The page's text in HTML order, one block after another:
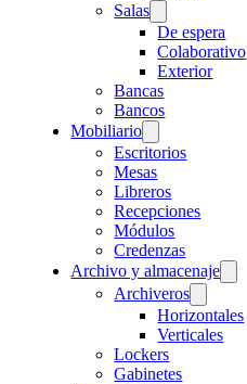
Salas
De espera
Colaborativo
Exterior
Bancas
Bancos
Mobiliario
Escritorios
Mesas
Libreros
Recepciones
Módulos
Credenzas
Archivo y almacenaje
Archiveros
Horizontales
Verticales
Lockers
Gabinetes